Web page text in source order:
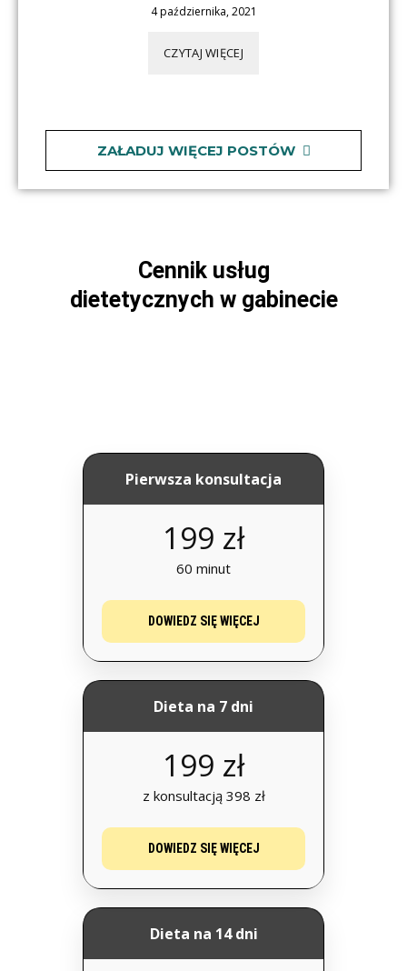
4 października, 2021
CZYTAJ WIĘCEJ
ZAŁADUJ WIĘCEJ POSTÓW
Cennik usług
dietetycznych w gabinecie
Pierwsza konsultacja
199 zł
60 minut
DOWIEDZ SIĘ WIĘCEJ
Dieta na 7 dni
199 zł
z konsultacją 398 zł
DOWIEDZ SIĘ WIĘCEJ
Dieta na 14 dni